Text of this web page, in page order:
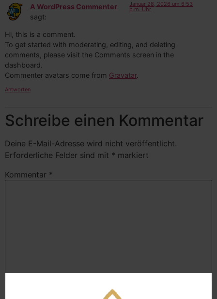
A WordPress Commenter
sagt:
Januar 28, 2026 um 6:53
p.m. Uhr
Hi, this is a comment.
To get started with moderating, editing, and deleting
comments, please visit the Comments screen in the
dashboard.
Commenter avatars come from Gravatar.
Antworten
Schreibe einen Kommentar
Deine E-Mail-Adresse wird nicht veröffentlicht.
Erforderliche Felder sind mit * markiert
Kommentar *